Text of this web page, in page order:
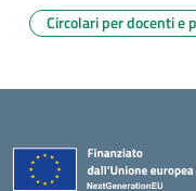
Circolari per docenti e